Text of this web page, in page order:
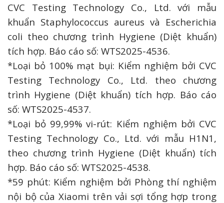
CVC Testing Technology Co., Ltd. với mẫu
khuẩn Staphylococcus aureus và Escherichia
coli theo chương trình Hygiene (Diệt khuẩn)
tích hợp. Báo cáo số: WTS2025-4536.
*Loại bỏ 100% mạt bụi: Kiểm nghiệm bởi CVC
Testing Technology Co., Ltd. theo chương
trình Hygiene (Diệt khuẩn) tích hợp. Báo cáo
số: WTS2025-4537.
*Loại bỏ 99,99% vi-rút: Kiểm nghiệm bởi CVC
Testing Technology Co., Ltd. với mẫu H1N1,
theo chương trình Hygiene (Diệt khuẩn) tích
hợp. Báo cáo số: WTS2025-4538.
*59 phút: Kiểm nghiệm bởi Phòng thí nghiệm
nội bộ của Xiaomi trên vải sợi tổng hợp trong